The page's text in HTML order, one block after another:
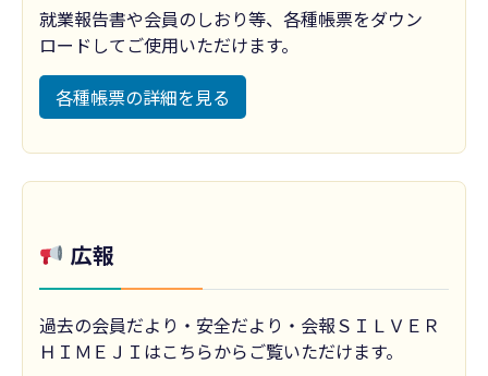
就業報告書や会員のしおり等、各種帳票をダウン
ロードしてご使用いただけます。
各種帳票の詳細を見る
広報
過去の会員だより・安全だより・会報ＳＩＬＶＥＲ
ＨＩＭＥＪＩはこちらからご覧いただけます。